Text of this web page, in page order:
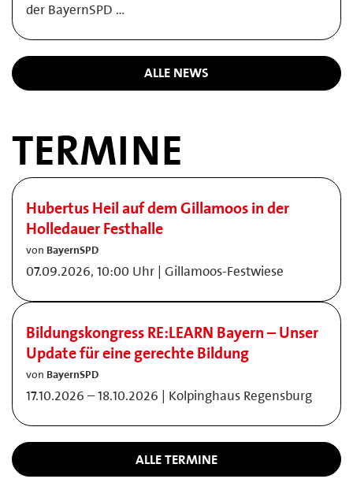
der BayernSPD …
ALLE NEWS
TERMINE
Hubertus Heil auf dem Gillamoos in der
Holledauer Festhalle
von BayernSPD
07.09.2026, 10:00 Uhr | Gillamoos-Festwiese
Bildungskongress RE:LEARN Bayern – Unser
Update für eine gerechte Bildung
von BayernSPD
17.10.2026 – 18.10.2026 | Kolpinghaus Regensburg
ALLE TERMINE